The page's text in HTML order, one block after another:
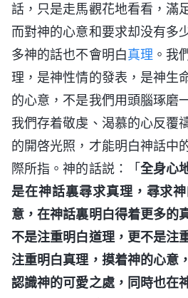
話，只是走馬觀花地看看，滿
而對神的心意和要求却没有多
多神的話也不會明白真理 。我
理，是神性情的發表，是神生
的心意，不是我們用頭腦琢磨
我們存着敬虔、渴慕的心反覆
的開啓光照，才能明白神話中
際所指。神的話説：「全身心
是在神話裏尋求真理，尋求
意，在神話裏明白得着更多的
不是注重明白道理，更不是注
注重明白真理，摸着神的心意
認識神的可愛之處，同時也在